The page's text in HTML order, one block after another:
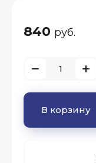
840 руб.
В корзину